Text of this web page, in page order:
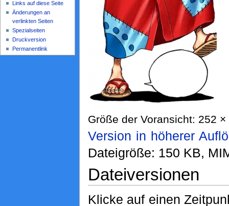
Größe der Voransicht: 252
Version in höherer
Dateigröße: 150 KB,
Dateiversionen
Klicke auf einen
Links auf diese Seite
Änderungen an
verlinkten Seiten
Spezialseiten
Druckversion
Permanentlink